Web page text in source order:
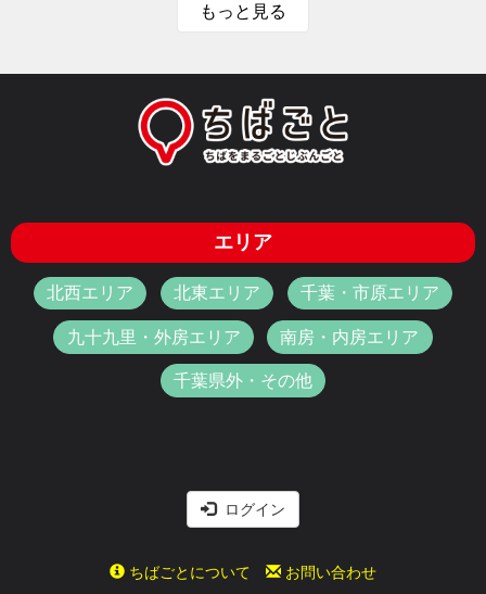
もっと見る
エリア
北西エリア 北東エリア 千葉・市原エリア
九十九里・外房エリア 南房・内房エリア
千葉県外・その他
ログイン
ちばごとについて お問い合わせ